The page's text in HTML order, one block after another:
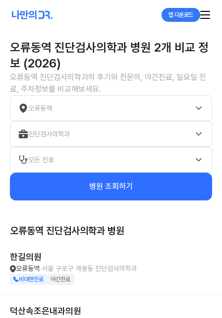
앱 다운로드
오류동역 진단검사의학과 병원 2개 비교 정
보 (2026)
오류동역 진단검사의학과의 후기와 전문의, 야간진료, 일요일 진
료, 주차정보를 비교해보세요.
오류동역
진단검사의학과
모든 진료
병원 조회하기
오류동역 진단검사의학과 병원
한길의원
오류동역 서울 구로구 개봉동 진단검사의학과
비대면진료 야간진료
덕산속조은내과의원